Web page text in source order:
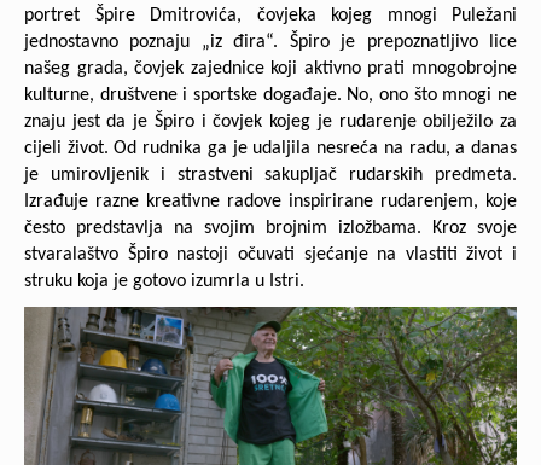
portret Špire Dmitrovića, čovjeka kojeg mnogi Puležani
jednostavno poznaju „iz đira“. Špiro je prepoznatljivo lice
našeg grada, čovjek zajednice koji aktivno prati mnogobrojne
kulturne, društvene i sportske događaje. No, ono što mnogi ne
znaju jest da je Špiro i čovjek kojeg je rudarenje obilježilo za
cijeli život. Od rudnika ga je udaljila nesreća na radu, a danas
je umirovljenik i strastveni sakupljač rudarskih predmeta.
Izrađuje razne kreativne radove inspirirane rudarenjem, koje
često predstavlja na svojim brojnim izložbama. Kroz svoje
stvaralaštvo Špiro nastoji očuvati sjećanje na vlastiti život i
struku koja je gotovo izumrla u Istri.